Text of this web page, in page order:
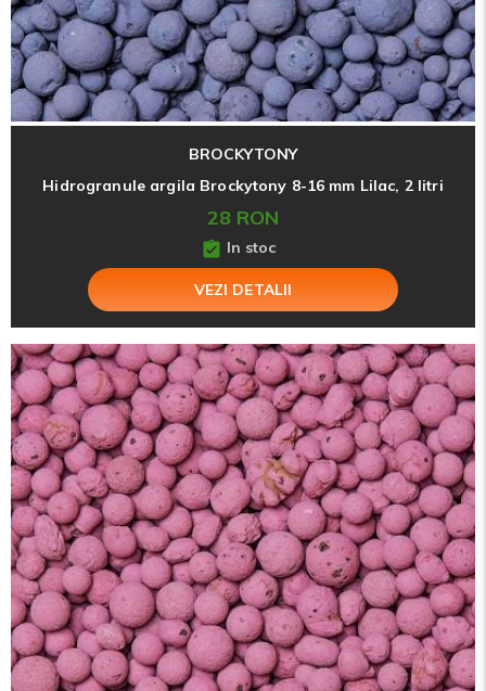
BROCKYTONY
Hidrogranule argila Brockytony 8-16 mm Lilac, 2 litri
28 RON
In stoc
VEZI DETALII